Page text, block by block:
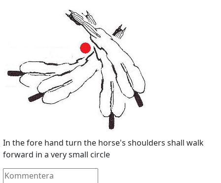
In the fore hand turn the horse's shoulders shall walk
forward in a very small circle